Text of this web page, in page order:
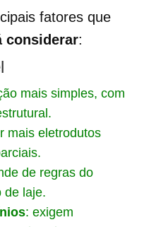
fatores que
considerar:
mais simples, com
mais eletrodutos
de regras do
de laje.
: exigem